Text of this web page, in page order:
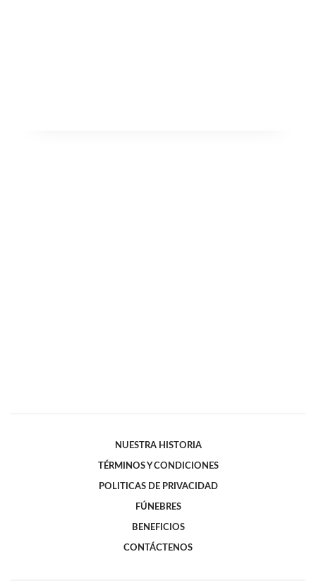
NUESTRA HISTORIA
TÉRMINOS Y CONDICIONES
POLITICAS DE PRIVACIDAD
FÚNEBRES
BENEFICIOS
CONTÁCTENOS